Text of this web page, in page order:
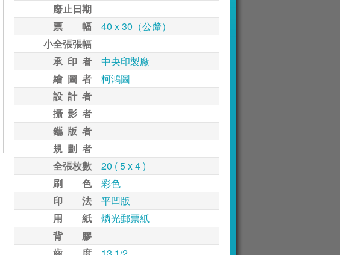
廢止日期
票 幅
40 x 30（公釐）
小全張張幅
承 印 者
中央印製廠
繪 圖 者
柯鴻圖
設 計 者
攝 影 者
鑴 版 者
規 劃 者
全張枚數
20 ( 5 x 4 )
刷 色
彩色
印 法
平凹版
用 紙
燐光郵票紙
背 膠